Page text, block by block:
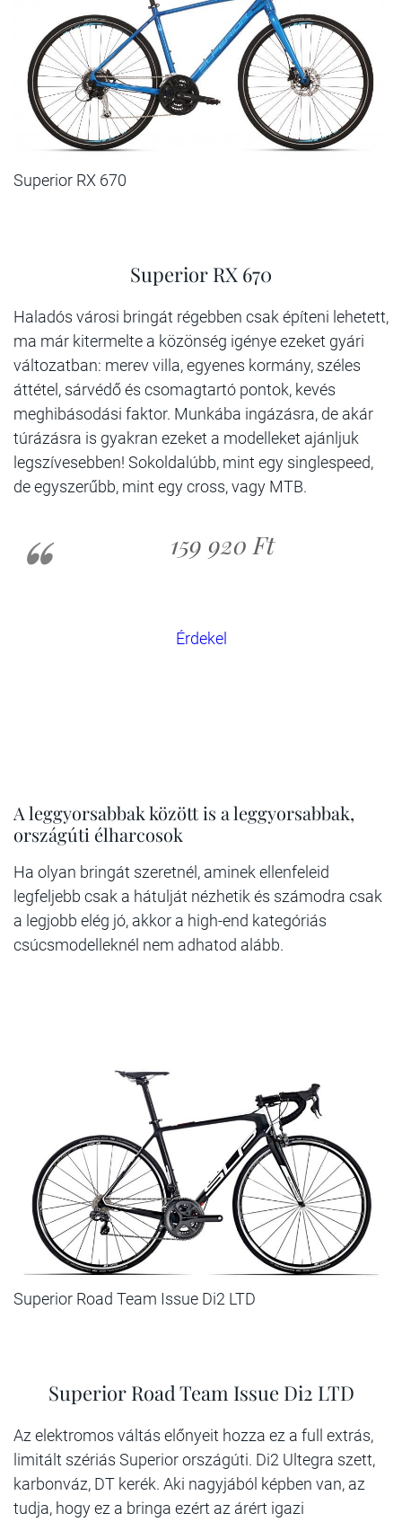
Superior RX 670
Superior RX 670
Haladós városi bringát régebben csak építeni lehetett,
ma már kitermelte a közönség igénye ezeket gyári
változatban: merev villa, egyenes kormány, széles
áttétel, sárvédő és csomagtartó pontok, kevés
meghibásodási faktor. Munkába ingázásra, de akár
túrázásra is gyakran ezeket a modelleket ajánljuk
legszívesebben! Sokoldalúbb, mint egy singlespeed,
de egyszerűbb, mint egy cross, vagy MTB.
159 920 Ft
Érdekel
A leggyorsabbak között is a leggyorsabbak,
országúti élharcosok
Ha olyan bringát szeretnél, aminek ellenfeleid
legfeljebb csak a hátulját nézhetik és számodra csak
a legjobb elég jó, akkor a high-end kategóriás
csúcsmodelleknél nem adhatod alább.
Superior Road Team Issue Di2 LTD
Superior Road Team Issue Di2 LTD
Az elektromos váltás előnyeit hozza ez a full extrás,
limitált szériás Superior országúti. Di2 Ultegra szett,
karbonváz, DT kerék. Aki nagyjából képben van, az
tudja, hogy ez a bringa ezért az árért igazi